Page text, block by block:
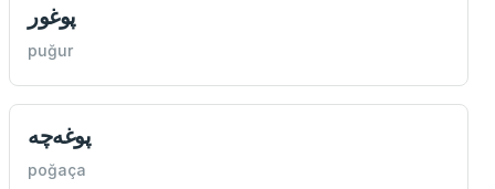
پوغور
puğur
پوغه‌چه
poğaça